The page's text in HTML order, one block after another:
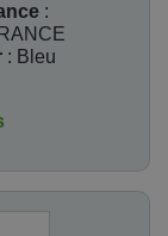
:
: Bleu